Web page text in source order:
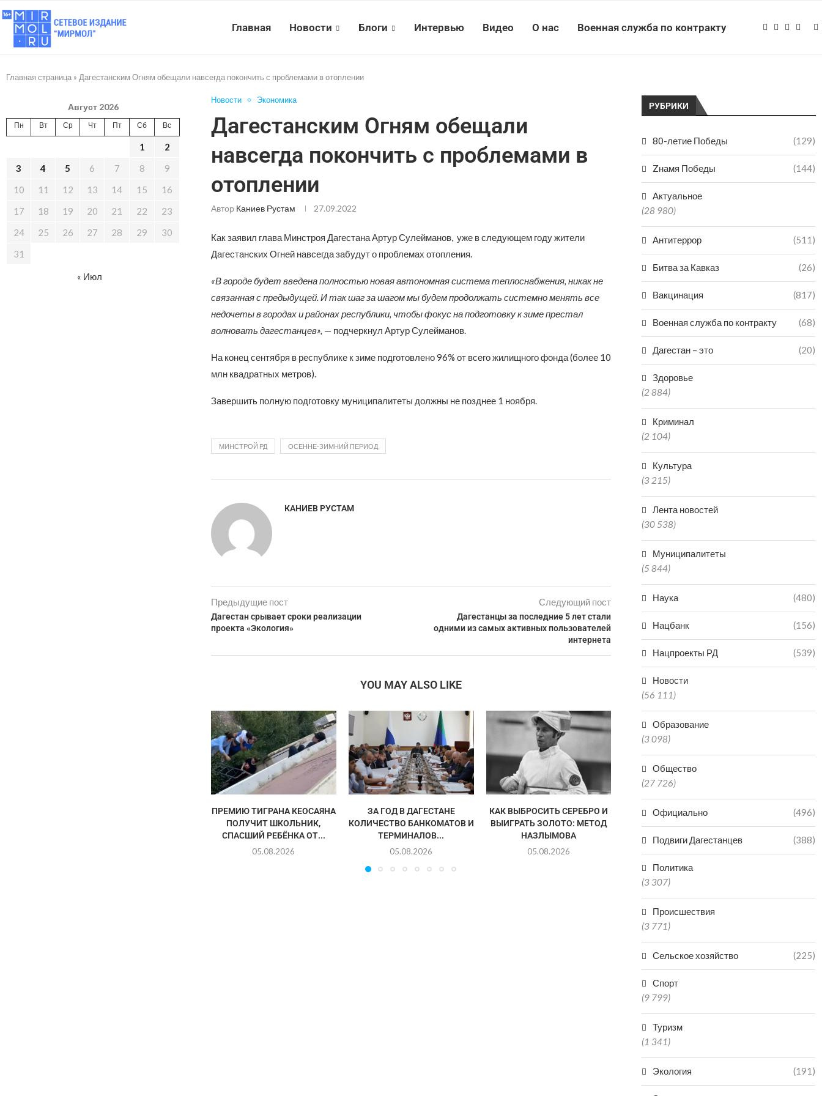
Главная Новости Блоги Интервью Видео О нас Военная служба по контракту
Главная страница » Дагестанским Огням обещали навсегда покончить с проблемами в отоплении
Новости Экономика
Дагестанским Огням обещали
навсегда покончить с проблемами в
отоплении
Автор Каниев Рустам 27.09.2022
Как заявил глава Минстроя Дагестана Артур Сулейманов, уже в следующем году жители
Дагестанских Огней навсегда забудут о проблемах отопления.
«В городе будет введена полностью новая автономная система теплоснабжения, никак не
связанная с предыдущей. И так шаг за шагом мы будем продолжать системно менять все
недочеты в городах и районах республики, чтобы фокус на подготовку к зиме престал
волновать дагестанцев», — подчеркнул Артур Сулейманов.
На конец сентября в республике к зиме подготовлено 96% от всего жилищного фонда (более 10
млн квадратных метров).
Завершить полную подготовку муниципалитеты должны не позднее 1 ноября.
МИНСТРОЙ РД ОСЕННЕ-ЗИМНИЙ ПЕРИОД
КАНИЕВ РУСТАМ
Предыдущие пост
Дагестан срывает сроки реализации
проекта «Экология»
Следующий пост
Дагестанцы за последние 5 лет стали
одними из самых активных пользователей
интернета
YOU MAY ALSO LIKE
ПРЕМИЮ ТИГРАНА КЕОСАЯНА
ПОЛУЧИТ ШКОЛЬНИК,
СПАСШИЙ РЕБЁНКА ОТ...
05.08.2026
ЗА ГОД В ДАГЕСТАНЕ
КОЛИЧЕСТВО БАНКОМАТОВ И
ТЕРМИНАЛОВ...
05.08.2026
КАК ВЫБРОСИТЬ СЕРЕБРО И
ВЫИГРАТЬ ЗОЛОТО: МЕТОД
НАЗЛЫМОВА
05.08.2026
В ДАГЕСТАНЕ СНИЗИЛОСЬ
ПРИ ГАЗОПОТРЕБЛЕНИИ
ПРОСЯТ
РУБРИКИ
80-летие Победы (129)
Zнамя Победы (144)
Актуальное
(28 980)
Антитеррор (511)
Битва за Кавказ (26)
Вакцинация (817)
Военная служба по контракту (68)
Дагестан – это (20)
Здоровье
(2 884)
Криминал
(2 104)
Культура
(3 215)
Лента новостей
(30 538)
Муниципалитеты
(5 844)
Наука (480)
Нацбанк (156)
Нацпроекты РД (539)
Новости
(56 111)
Образование
(3 098)
Общество
(27 726)
Официально (496)
Подвиги Дагестанцев (388)
Политика
(3 307)
Происшествия
(3 771)
Сельское хозяйство (225)
Спорт
(9 799)
Туризм
(1 341)
Экология (191)
Август 2026
Пн Вт Ср Чт Пт Сб Вс
1
2
3
4 5 6 7 8
9
10
11 12 13 14 15
16
17
18 19 20 21 22
23
24
25 26 27 28 29
30
31
« Июл